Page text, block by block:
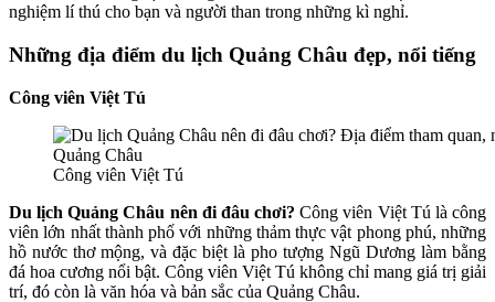
nghiệm lí thú cho bạn và người than trong những kì nghỉ.
Những địa điểm du lịch Quảng Châu đẹp, nổi tiếng
Công viên Việt Tú
Công viên Việt Tú
Du lịch Quảng Châu nên đi đâu chơi? Công viên Việt Tú là công
viên lớn nhất thành phố với những thảm thực vật phong phú, những
hồ nước thơ mộng, và đặc biệt là pho tượng Ngũ Dương làm bằng
đá hoa cương nổi bật. Công viên Việt Tú không chỉ mang giá trị giải
trí, đó còn là văn hóa và bản sắc của Quảng Châu.